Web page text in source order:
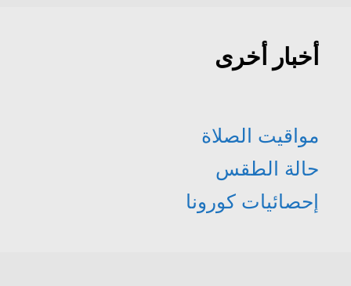
أخبار أخرى
مواقيت الصلاة
حالة الطقس
إحصائيات كورونا